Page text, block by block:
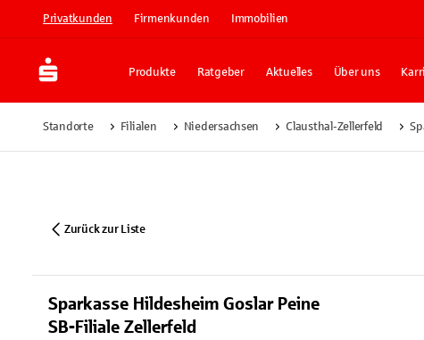
Privatkunden Firmenkunden Immobilien
Produkte Ratgeber Aktuelles Über uns
Standorte Filialen Niedersachsen Clausthal-Zellerfeld
Zurück zur Liste
Sparkasse Hildesheim Goslar Peine
SB-Filiale Zellerfeld